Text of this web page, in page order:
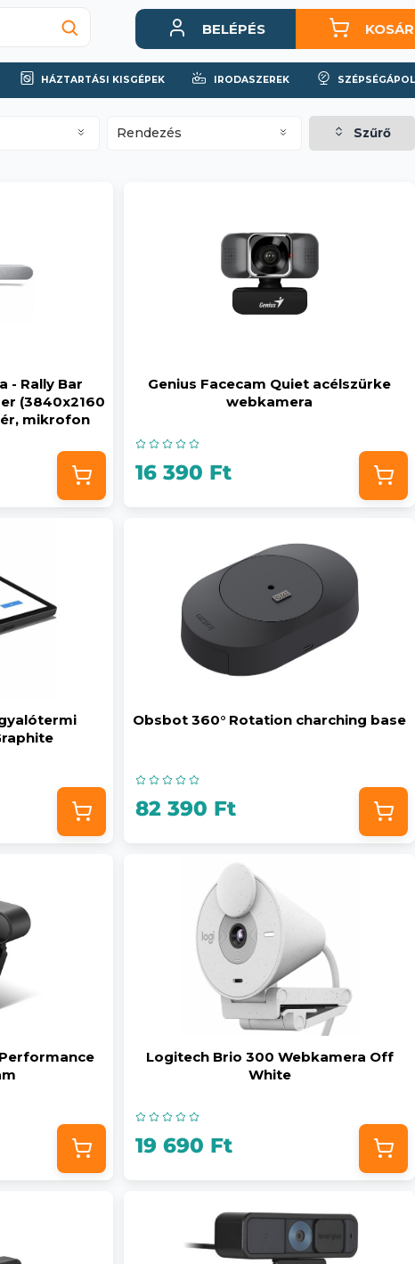
BELÉPÉS KOSÁR
HÁZTARTÁSI KISGÉPEK IRODASZEREK
Rendezés Szűrő
- Rally Bar
(3840x2160
mikrofon
Genius Facecam Quiet acélszürke
webkamera
16 390 Ft
Obsbot 360° Rotation charching base
82 390 Ft
Logitech Brio 300 Webkamera Off
White
19 690 Ft